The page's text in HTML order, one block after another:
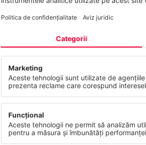
în cadrul
alin. (1)
Pentru
acces la
acestea
Confidențialitatea dumneavoastră
Acest site web folosește cookie-uri și
continuu serviciile noastre și pentru a afișa
dumneavoastră. Vă puteți retrage sau
viitor.
Mai Multe